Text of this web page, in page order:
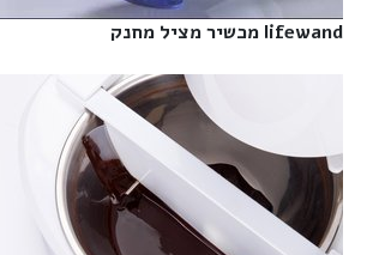
lifewand מכשיר מציל מחנק‎